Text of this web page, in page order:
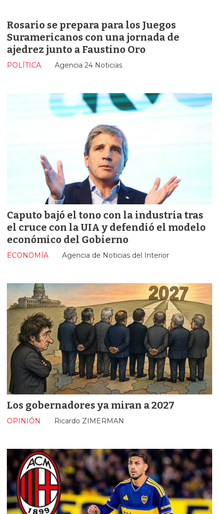
Rosario se prepara para los Juegos
Suramericanos con una jornada de
ajedrez junto a Faustino Oro
Agencia 24 Noticias
POLÍTICA
Caputo bajó el tono con la industria tras
el cruce con la UIA y defendió el modelo
económico del Gobierno
Agencia de Noticias del Interior
ECONOMÍA
Los gobernadores ya miran a 2027
Ricardo ZIMERMAN
OPINIÓN